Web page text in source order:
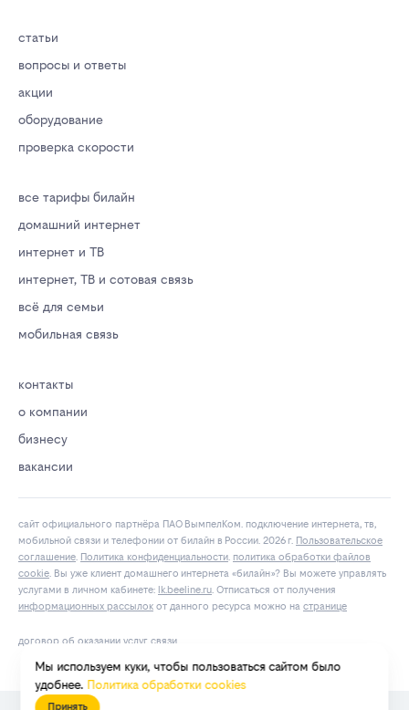
статьи
вопросы и ответы
акции
оборудование
проверка скорости
все тарифы билайн
домашний интернет
интернет и ТВ
интернет, ТВ и сотовая связь
всё для семьи
мобильная связь
контакты
о компании
бизнесу
вакансии
сайт официального партнёра ПАО ВымпелКом. подключение интернета, тв,
мобильной связи и телефонии от билайн в России. 2026 г. Пользовательское
соглашение. Политика конфиденциальности. политика обработки файлов
cookie. Вы уже клиент домашнего интернета «билайн»? Вы можете управлять
услугами в личнoм кaбинeтe:
lk.bееlinе.ru. Отписаться от получения
информационных рассылок от данного ресурса можно на странице
договор об оказании услуг связи
Мы используем куки, чтобы пользоваться сайтом было
удобнее. Политика обработки cookies
Принять